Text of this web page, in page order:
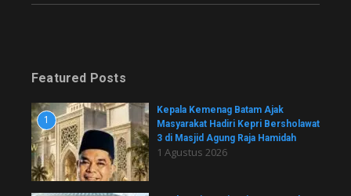
Featured Posts
1
Kepala Kemenag Batam Ajak
Masyarakat Hadiri Kepri Bersholawat
3 di Masjid Agung Raja Hamidah
1 Agustus 2026